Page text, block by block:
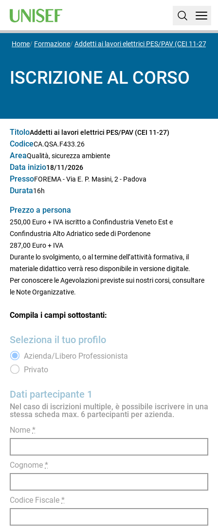
Home Formazione Addetti ai lavori elettrici PES/PAV (CEI 11-27)
ISCRIZIONE AL CORSO
TitoloAddetti ai lavori elettrici PES/PAV (CEI 11-27)
CodiceCA.QSA.F433.26
AreaQualità, sicurezza ambiente
Data inizio18/11/2026
PressoFOREMA - Via E. P. Masini, 2 - Padova
Durata16h
Prezzo a persona
250,00 Euro + IVA iscritto a Confindustria Veneto Est e
Confindustria Alto Adriatico sede di Pordenone
287,00 Euro + IVA
Durante lo svolgimento, o al termine dell’attività formativa, il
materiale didattico verrà reso disponibile in versione digitale.
Per conoscere le Agevolazioni previste sui nostri corsi, consultare
le Note Organizzative.
Compila i campi sottostanti:
Seleziona il tuo profilo
Azienda/Libero Professionista
Privato
Dati partecipante 1
Nel caso di iscrizioni multiple, è possibile iscrivere in una
stessa scheda max. 6 partecipanti per azienda.
Nome *
Cognome *
Codice Fiscale *